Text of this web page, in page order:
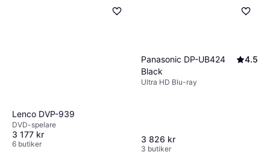
Lenco DVP-939
DVD-spelare
3 177 kr
6 butiker
Panasonic DP-UB424
Black
4.5
Ultra HD Blu-ray
3 826 kr
3 butiker